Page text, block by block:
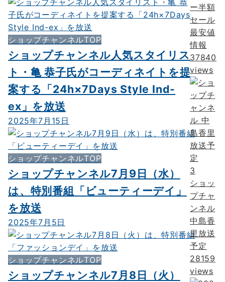
ショップチャンネルTOP
ショップチャンネル人気スタイリス
ト・亀 恭子氏がコーディネイトを提
案する「24h×7Days Style Ind-
ex」を放送
2025年7月15日
ショップチャンネルTOP
ショップチャンネル7月9日（水）
は、特別番組「ビューティーデイ」
を放送
2025年7月5日
ショップチャンネルTOP
ショップチャンネル7月8日（火）
ー半額
セール
最安値
情報
37840
views
3
ショッ
プチャ
ンネル
中島香
里放送
予定
28159
views